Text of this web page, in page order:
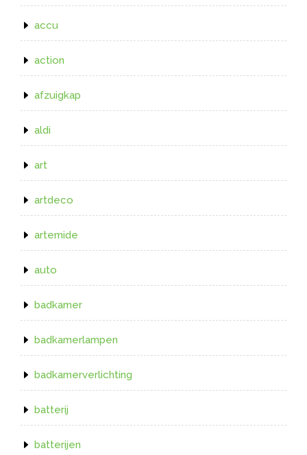
accu
action
afzuigkap
aldi
art
artdeco
artemide
auto
badkamer
badkamerlampen
badkamerverlichting
batterij
batterijen